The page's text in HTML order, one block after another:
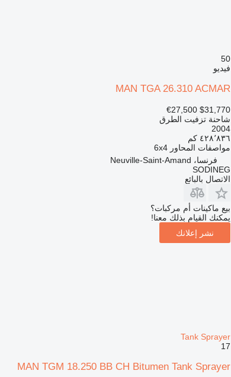
50
فيديو
MAN TGA 26.310 ACMAR
$31,770
€27,500
شاحنة تزفيت الطرق
2004
٤٢٨٬٨٣٦ كم
مواصفات المحاور 6x4
فرنسا، Neuville-Saint-Amand
SODINEG
الاتصال بالبائع
بيع ماكينات أم مركبات؟
يمكنك القيام بذلك معنا!
نشر إعلانك
Tank Sprayer
17
MAN TGM 18.250 BB CH Bitumen Tank Sprayer